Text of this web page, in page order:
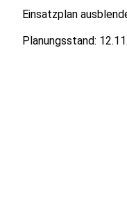
Einsatzplan
Planungsstand: